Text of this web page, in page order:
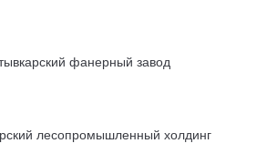
фанерный завод
лесопромышленный холдинг